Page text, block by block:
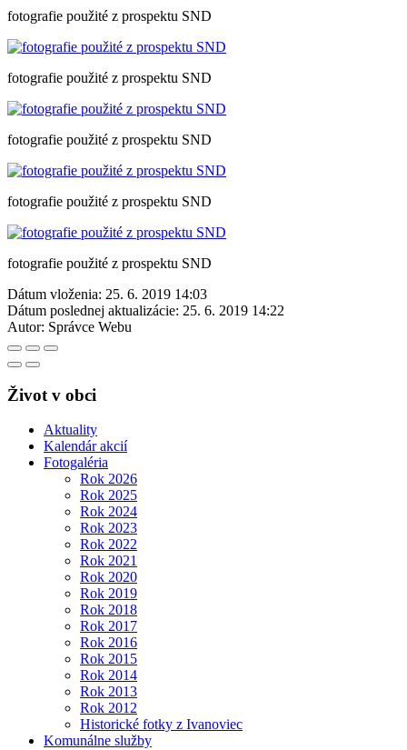
fotografie použité z prospektu SND
fotografie použité z prospektu SND
fotografie použité z prospektu SND
fotografie použité z prospektu SND
fotografie použité z prospektu SND
Dátum vloženia: 25. 6. 2019 14:03
Dátum poslednej aktualizácie: 25. 6. 2019 14:22
Autor: Správce Webu
Život v obci
Aktuality
Kalendár akcií
Fotogaléria
Rok 2026
Rok 2025
Rok 2024
Rok 2023
Rok 2022
Rok 2021
Rok 2020
Rok 2019
Rok 2018
Rok 2017
Rok 2016
Rok 2015
Rok 2014
Rok 2013
Rok 2012
Historické fotky z Ivanoviec
Komunálne služby